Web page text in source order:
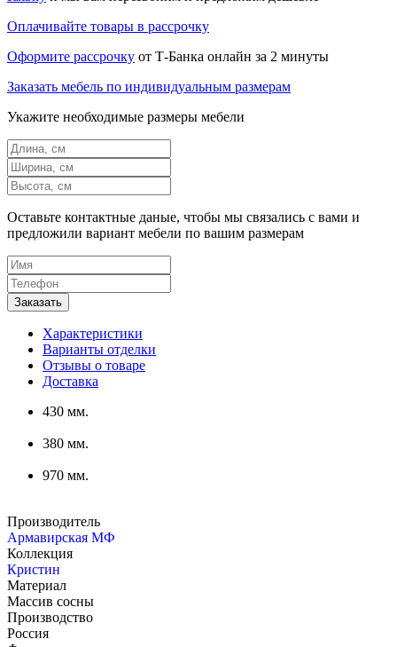
Оплачивайте товары в рассрочку
Оформите рассрочку от Т-Банка онлайн за 2 минуты
Заказать мебель по индивидуальным размерам
Укажите необходимые размеры мебели
Оставьте контактные даные, чтобы мы связались с вами и
предложили вариант мебели по вашим размерам
Характеристики
Варианты отделки
Отзывы о товаре
Доставка
430 мм.
380 мм.
970 мм.
Производитель
Армавирская МФ
Коллекция
Кристин
Материал
Массив сосны
Производство
Россия